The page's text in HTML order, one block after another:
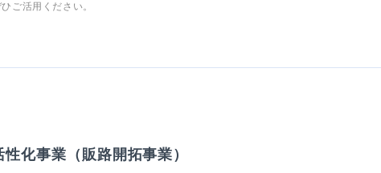
ご活用ください。
化事業（販路開拓事業）